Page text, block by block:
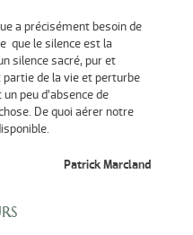
a précisément besoin de
que le silence est la
silence sacré, pur et
de la vie et perturbe
peu d’absence de
De quoi aérer notre
Patrick Marcland